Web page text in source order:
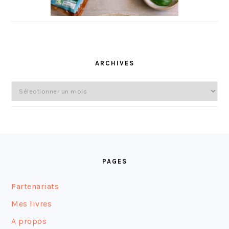
ARCHIVES
Archives
PAGES
Partenariats
Mes livres
A propos